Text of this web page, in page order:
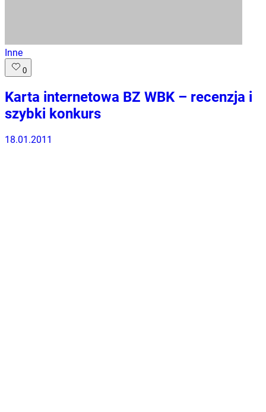
Inne
0
Karta internetowa BZ WBK – recenzja i
szybki konkurs
18.01.2011